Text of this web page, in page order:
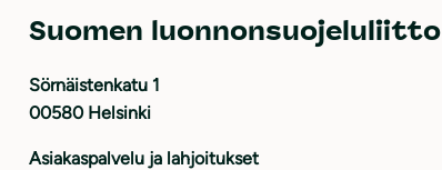
Suomen luonnonsuojeluliitto
Sörnäistenkatu 1
00580 Helsinki
Asiakaspalvelu ja lahjoitukset